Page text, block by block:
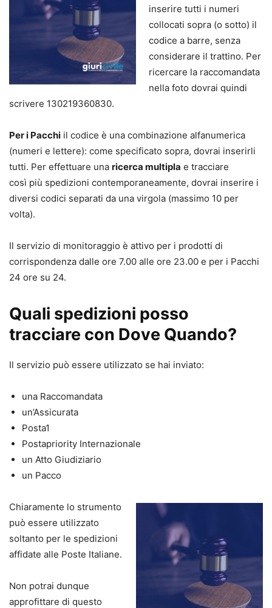
inserire tutti i numeri
collocati sopra (o sotto) il
codice a barre, senza
considerare il trattino. Per
ricercare la raccomandata
nella foto dovrai quindi
scrivere 130219360830.
Per i Pacchi il codice è una combinazione alfanumerica
(numeri e lettere): come specificato sopra, dovrai inserirli
tutti. Per effettuare una ricerca multipla e tracciare
così più spedizioni contemporaneamente, dovrai inserire i
diversi codici separati da una virgola (massimo 10 per
volta).
Il servizio di monitoraggio è attivo per i prodotti di
corrispondenza dalle ore 7.00 alle ore 23.00 e per i Pacchi
24 ore su 24.
Quali spedizioni posso
tracciare con Dove Quando?
Il servizio può essere utilizzato se hai inviato:
una Raccomandata
un’Assicurata
Posta1
Postapriority Internazionale
un Atto Giudiziario
un Pacco
Chiaramente lo strumento
può essere utilizzato
soltanto per le spedizioni
affidate alle Poste Italiane.
Non potrai dunque
approfittare di questo